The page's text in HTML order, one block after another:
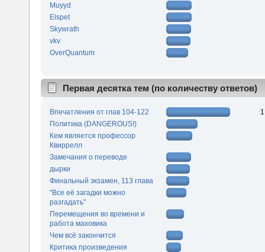
Muyyd
Elspet
Skywrath
vkv
OverQuantum
Первая десятка тем (по количеству ответов)
Впечатления от глав 104-122
Политика (DANGEROUS!)
Кем является профессор
Квиррелл
Замечания о переводе
дырки
Финальный экзамен, 113 глава
"Все её загадки можно
разгадать"
Перемещения во времени и
работа маховика
Чем всё закончится
Критика произведения